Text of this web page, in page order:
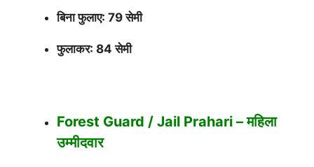
बिना फुलाए: 79 सेमी
फुलाकर: 84 सेमी
Forest Guard / Jail Prahari – महिला
उम्मीदवार